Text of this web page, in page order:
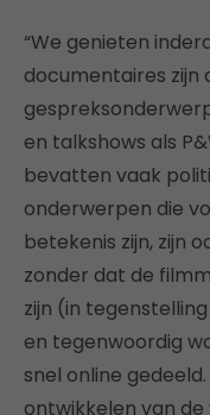
“We genieten
documentaires zijn
en talkshows als
bevatten vaak
onderwerpen die
betekenis zijn, zijn
zonder dat de
zijn (in
en tegenwoordig
snel online
ontwikkelen van